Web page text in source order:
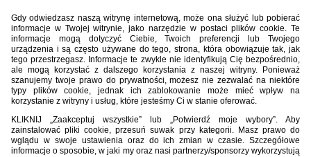
17 / 03 / 26
U-15: REMIS POLAKÓW Z CHORWACJĄ